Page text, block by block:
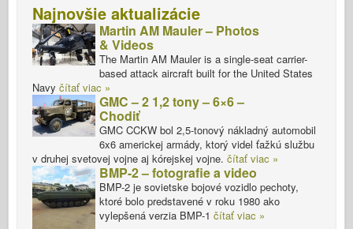
Najnovšie aktualizácie
Martin AM Mauler – Photos
& Videos
The Martin AM Mauler is a single-seat carrier-
based attack aircraft built for the United States
Navy čítať viac »
GMC – 2 1,2 tony – 6×6 –
Chodiť
GMC CCKW bol 2,5-tonový nákladný automobil
6x6 americkej armády, ktorý videl ťažkú službu
v druhej svetovej vojne aj kórejskej vojne. čítať viac »
BMP-2 – fotografie a video
BMP-2 je sovietske bojové vozidlo pechoty,
ktoré bolo predstavené v roku 1980 ako
vylepšená verzia BMP-1 čítať viac »